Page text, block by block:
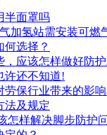
半面罩吗
加氢站需安装可
何选择？
应该怎样做好防
许还不知道!
保行业带来的影
法及规定
怎样解决脚步防护